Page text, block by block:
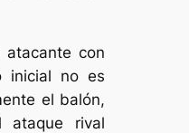
atacante con
inicial no es
el balón,
ataque rival